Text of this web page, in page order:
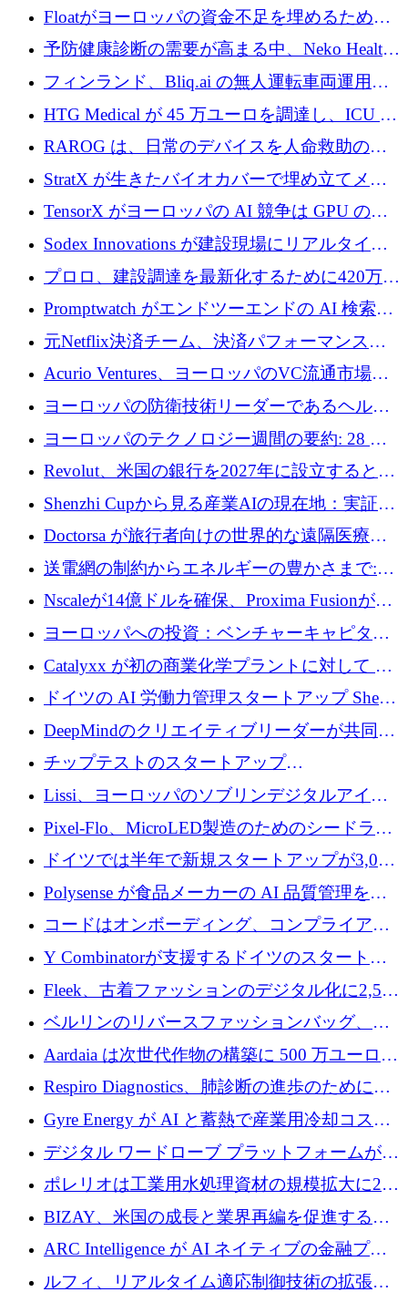
が世界をリードしようとしている
Floatがヨーロッパの資金不足を埋めるために
シリーズAで450万ユーロを調達
予防健康診断の需要が高まる中、Neko Health
が 7 億ドルを調達
フィンランド、Bliq.ai の無人運転車両運用を
認可
HTG Medical が 45 万ユーロを調達し、ICU の
尿モニタリングを自動化するための MDR 認
証を獲得
RAROG は、日常のデバイスを人命救助の救
助ビーコンに変えるために 16 万 2,000 ユーロ
StratX が生きたバイオカバーで埋め立てメタ
ン対策に 119 万ドルを調達
TensorX がヨーロッパの AI 競争は GPU の所
有者によって決まると考える理由
Sodex Innovations が建設現場にリアルタイム
のインテリジェンスをもたらすために 400 万
ユーロを確保
プロロ、建設調達を最新化するために420万ポ
ンドを調達
Promptwatch がエンドツーエンドの AI 検索最
適化プラットフォームを拡張するために 600
万ユーロを調達
元Netflix決済チーム、決済パフォーマンスプ
ラットフォームNopanのためにこれまでに720
万ユーロを調達
Acurio Ventures、ヨーロッパのVC流通市場の
流動性を解放するために1億1,500万ユーロの
ファンドを立ち上げる
ヨーロッパの防衛技術リーダーであるヘルシ
ングは、180億ドルの評価額で18億ドルのシリ
ヨーロッパのテクノロジー週間の要約: 28 億
ユーロを超える 70 以上のテクノロジー資金調
Revolut、米国の銀行を2027年に設立すると米
国の社長が語る
Shenzhi Cupから見る産業AIの現在地：実証と
産業実装への道筋
Doctorsa が旅行者向けの世界的な遠隔医療プ
ラットフォームを拡大するために 100 万ユー
ロを調達
送電網の制約からエネルギーの豊かさまで:
Envision の Gobi X がヨーロッパの AI の未来
Nscaleが14億ドルを確保、Proxima Fusionが4
億1,100万ユーロを獲得、Invest EuropeはVCの
ヨーロッパへの投資：ベンチャーキャピタル
が過去2番目に高い水準に到達
Catalyxx が初の商業化学プラントに対して EU
から 2,000 万ユーロ以上の支援を獲得
ドイツの AI 労働力管理スタートアップ Sherpa
がプレシードで 220 万ドルを調達
DeepMindのクリエイティブリーダーが共同設
立したAIライティングのスタートアップが
チップテストのスタートアップ
QuantumDiamondsが株式資金で1,500万ユーロ
を調達
Lissi、ヨーロッパのソブリンデジタルアイデ
ンティティの未来を推進するために350万ユー
ロを調達
Pixel-Flo、MicroLED製造のためのシードラウ
ンドで525万ポンドを獲得
ドイツでは半年で新規スタートアップが3,000
社という記録を目の当たりにし、涙を流すハ
ンブルク
Polysense が食品メーカーの AI 品質管理を拡
張するために 1,070 万ドルを調達
コードはオンボーディング、コンプライアン
ス、支払いを統合するために 640 万ポンドを
Y Combinatorが支援するドイツのスタートア
ップFintoが340万ドルを調達、シリコンバレ
ーではなくミュンヘンを選んだと語る
Fleek、古着ファッションのデジタル化に2,500
万ドルを確保
ベルリンのリバースファッションバッグ、繊
維仕分け規模拡大に7桁の資金調達
Aardaia は次世代作物の構築に 500 万ユーロを
寄付
Respiro Diagnostics、肺診断の進歩のために
100 万ポンドを確保
Gyre Energy が AI と蓄熱で産業用冷却コスト
を削減するために 130 万ドルを調達
デジタル ワードローブ プラットフォームが
1,000 万人のユーザーに到達し、Whering が
700 万ドルを獲得
ポレリオは工業用水処理資材の規模拡大に240
万ユーロを確保
BIZAY、米国の成長と業界再編を促進するた
めに5,500万ドルを確保
ARC Intelligence が AI ネイティブの金融プラ
ットフォームを拡大するために 400 万ユーロ
ルフィ、リアルタイム適応制御技術の拡張に